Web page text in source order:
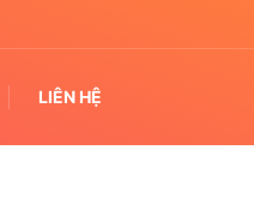
LIÊN HỆ